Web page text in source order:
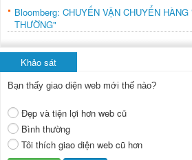
Bloomberg: CHUYẾN VẬN CHUYỂN
THƯỜNG"
Khảo sát
Bạn thấy giao diện web mới thế nào?
Đẹp và tiện lợi hơn web cũ
Bình thường
Tôi thích giao diện web cũ hơn